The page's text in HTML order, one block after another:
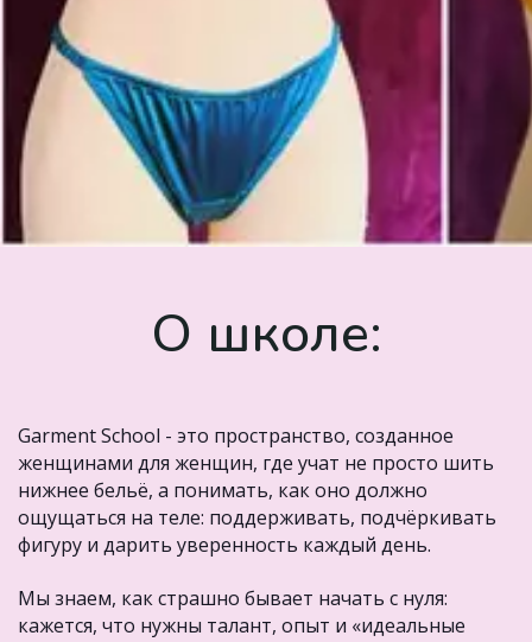
О школе:
Garment School - это пространство, созданное
женщинами для женщин, где учат не просто шить
нижнее бельё, а понимать, как оно должно
ощущаться на теле: поддерживать, подчёркивать
фигуру и дарить уверенность каждый день.
Мы знаем, как страшно бывает начать с нуля:
кажется, что нужны талант, опыт и «идеальные